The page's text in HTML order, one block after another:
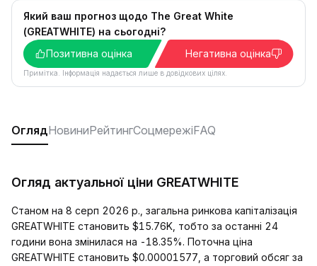
Який ваш прогноз щодо The Great White
(GREATWHITE) на сьогодні?
Позитивна оцінка
Негативна оцінка
Примітка. Інформація надається лише в довідкових цілях.
ОглядНовиниРейтингСоцмережіFAQ
Огляд актуальної ціни GREATWHITE
Станом на 8 серп 2026 р., загальна ринкова капіталізація
GREATWHITE становить $15.76K, тобто за останні 24
години вона змінилася на -18.35%. Поточна ціна
GREATWHITE становить $0.00001577, а торговий обсяг за